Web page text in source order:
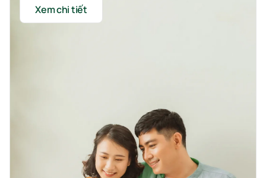
Xem chi tiết